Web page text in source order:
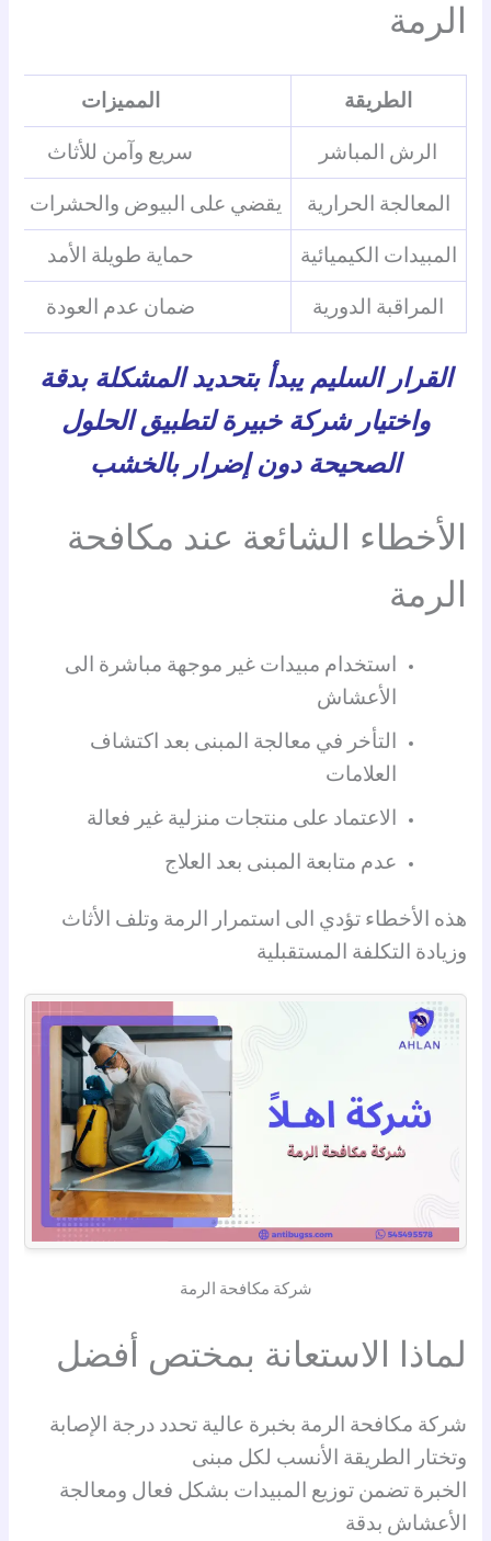
الرمة
الطريقة المميزات
الرش المباشر سريع وآمن للأثاث
المعالجة الحرارية يقضي على البيوض والحشرات
المبيدات الكيميائية حماية طويلة الأمد
المراقبة الدورية ضمان عدم العودة
القرار السليم يبدأ بتحديد المشكلة بدقة
واختيار شركة خبيرة لتطبيق الحلول
الصحيحة دون إضرار بالخشب
الأخطاء الشائعة عند مكافحة
الرمة
استخدام مبيدات غير موجهة مباشرة الى
الأعشاش
التأخر في معالجة المبنى بعد اكتشاف
العلامات
الاعتماد على منتجات منزلية غير فعالة
عدم متابعة المبنى بعد العلاج
هذه الأخطاء تؤدي الى استمرار الرمة وتلف الأثاث
وزيادة التكلفة المستقبلية
شركة مكافحة الرمة
لماذا الاستعانة بمختص أفضل
شركة مكافحة الرمة بخبرة عالية تحدد درجة الإصابة
وتختار الطريقة الأنسب لكل مبنى
الخبرة تضمن توزيع المبيدات بشكل فعال ومعالجة
الأعشاش بدقة